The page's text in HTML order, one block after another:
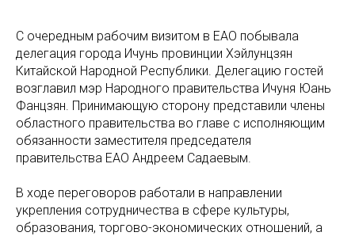
С очередным рабочим визитом в ЕАО побывала
делегация города Ичунь провинции Хэйлунцзян
Китайской Народной Республики. Делегацию гостей
возглавил мэр Народного правительства Ичуня Юань
Фанцзян. Принимающую сторону представили члены
областного правительства во главе с исполняющим
обязанности заместителя председателя
правительства ЕАО Андреем Садаевым.
В ходе переговоров работали в направлении
укрепления сотрудничества в сфере культуры,
образования, торгово-экономических отношений, а